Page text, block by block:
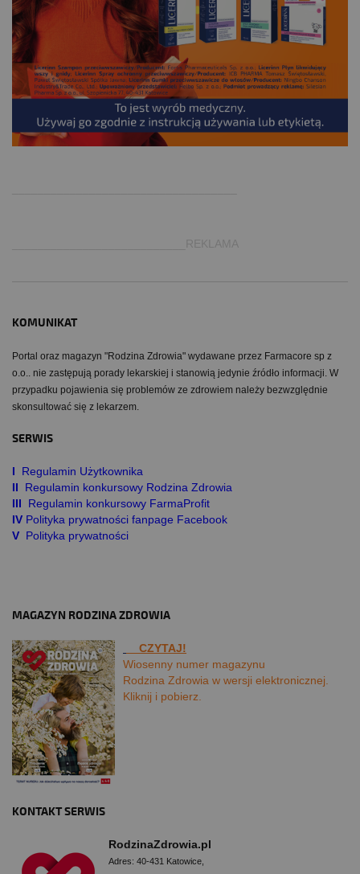
___________________________REKLAMA
KOMUNIKAT
Portal oraz magazyn "Rodzina Zdrowia" wydawane przez Farmacore sp z
o.o.. nie zastępują porady lekarskiej i stanowią jedynie źródło informacji. W
przypadku pojawienia się problemów ze zdrowiem należy bezwzględnie
skonsultować się z lekarzem.
SERWIS
I Regulamin Użytkownika
II
Regulamin konkursowy Rodzina Zdrowia
III
Regulamin konkursowy FarmaProfit
IV Polityka prywatności fanpage Facebook
V Polityka prywatności
MAGAZYN RODZINA ZDROWIA
CZYTAJ!
Wiosenny numer magazynu
Rodzina Zdrowia w wersji elektronicznej.
Kliknij i pobierz.
KONTAKT SERWIS
RodzinaZdrowia.pl
Adres: 40-431 Katowice,